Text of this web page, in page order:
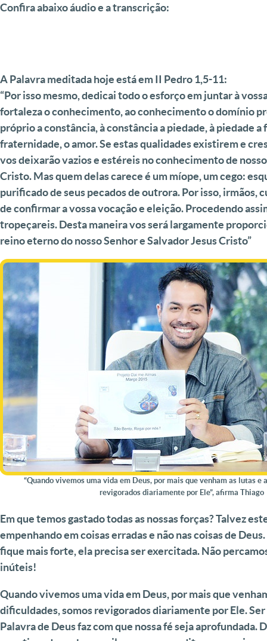
Confira abaixo áudio e a transcrição:
A Palavra meditada hoje está emII Pedro 1,5-11:
“Por isso mesmo, dedicai todo o esforço em juntar à
fortaleza o conhecimento, ao conhecimento o domínio
próprio a constância, à constância a piedade, à piedade a
fraternidade, o amor. Se estas qualidades existirem e
vos deixarão vazios e estéreis no conhecimento de
Cristo. Mas quem delas carece é um míope, um cego:
purificado de seus pecados de outrora. Por isso, irmãos,
de confirmar a vossa vocação e eleição. Procedendo
tropeçareis. Desta maneira vos será largamente
reino eterno do nosso Senhor e Salvador Jesus Cristo”
“Quando vivemos uma vida em Deus, por mais que venham as lutas e
revigorados diariamente por Ele”, afirma Thiago
Em que temos gastado todas as nossas forças? Talvez
empenhando em coisas erradas e não nas coisas de
fique mais forte, ela precisa ser exercitada. Não
inúteis!
Quando vivemos uma vida em Deus, por mais que
dificuldades, somos revigorados diariamente por Ele.
Palavra de Deus faz com que nossa fé seja aprofundada.